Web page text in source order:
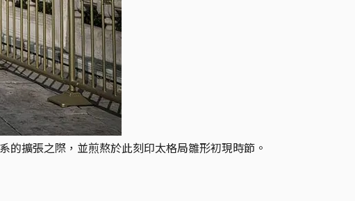
擴張之際，並煎熬於此刻印太格局雛形初現時節。